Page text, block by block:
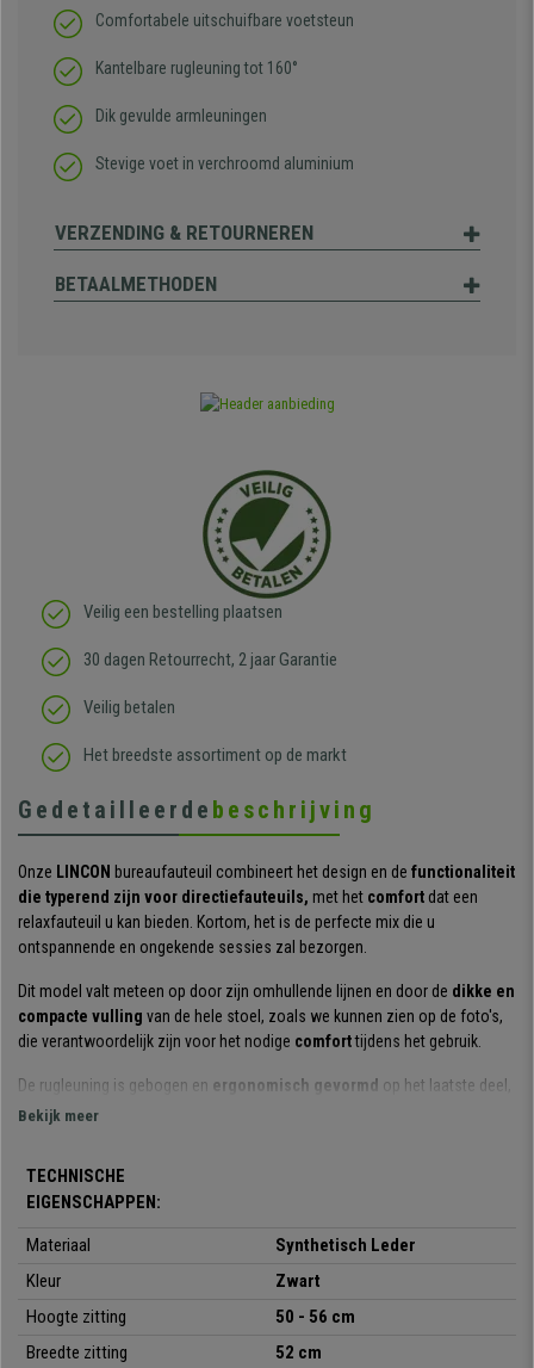
Comfortabele uitschuifbare voetsteun
Kantelbare rugleuning tot 160°
Dik gevulde armleuningen
Stevige voet in verchroomd aluminium
VERZENDING & RETOURNEREN
BETAALMETHODEN
Veilig een bestelling plaatsen
30 dagen Retourrecht, 2 jaar Garantie
Veilig betalen
Het breedste assortiment op de markt
Gedetailleerde beschrijving
Onze LINCON bureaufauteuil combineert het design en de functionaliteit
die typerend zijn voor directiefauteuils, met het comfort dat een
relaxfauteuil u kan bieden. Kortom, het is de perfecte mix die u
ontspannende en ongekende sessies zal bezorgen.
Dit model valt meteen op door zijn omhullende lijnen en door de dikke en
compacte vulling van de hele stoel, zoals we kunnen zien op de foto's,
die verantwoordelijk zijn voor het nodige comforttijdens het gebruik.
De rugleuning is gebogen en ergonomisch gevormd op het laatste deel,
om de lijnen van het lichaam en de natuurlijke kromming van de
Een ander detail dat is ontworpen in termen van absoluut comfort, is de
praktische uitschuifbare voetensteun
waar u gewoon niet zonder kunt!
is speciaal ontworpen voor
dagelijks gebruiken is daarom
aangenaam, maar ook resistent en gemakkelijk te onderhouden
Bekijk meer
TECHNISCHE
EIGENSCHAPPEN:
Materiaal
Synthetisch Leder
Kleur
Zwart
Hoogte zitting
50 - 56 cm
Breedte zitting
52 cm